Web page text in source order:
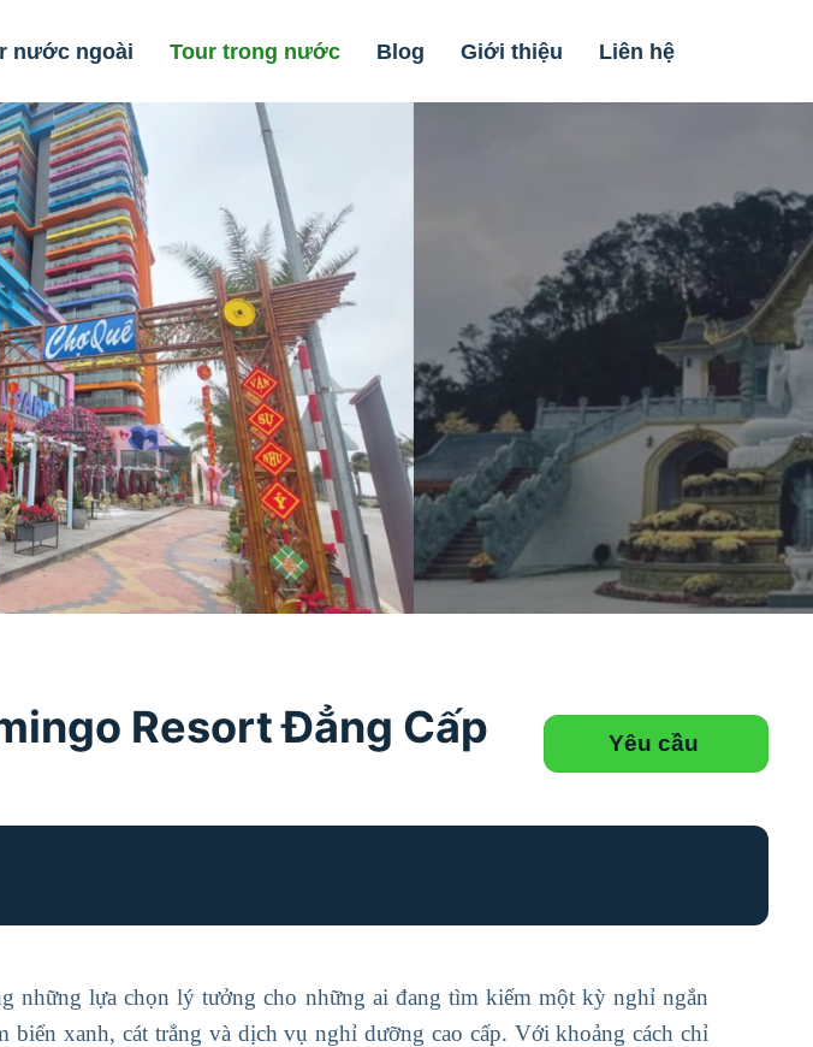
nước ngoài Tour trong nước Blog Giới thiệu Liên hệ
Resort Đẳng Cấp Yêu cầu
những lựa chọn lý tưởng cho những ai đang tìm kiếm một kỳ nghỉ ngắn
biển xanh, cát trắng và dịch vụ nghỉ dưỡng cao cấp. Với khoảng cách chỉ